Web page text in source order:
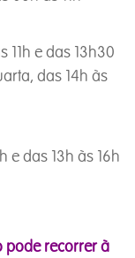
e das 13h30
das 14h às
e das 13h às 16h
pode recorrer à